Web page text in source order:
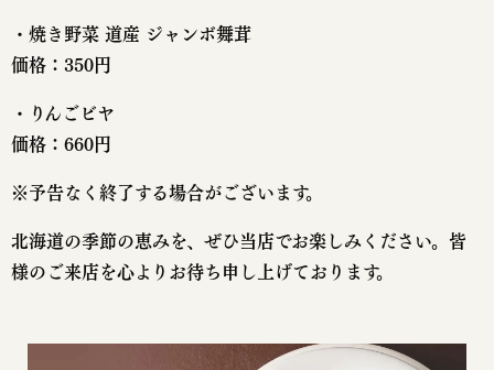
・焼き野菜 道産 ジャンボ舞茸
価格：350円
・りんごビヤ
価格：660円
※予告なく終了する場合がございます。
北海道の季節の恵みを、ぜひ当店でお楽しみください。皆
様のご来店を心よりお待ち申し上げております。